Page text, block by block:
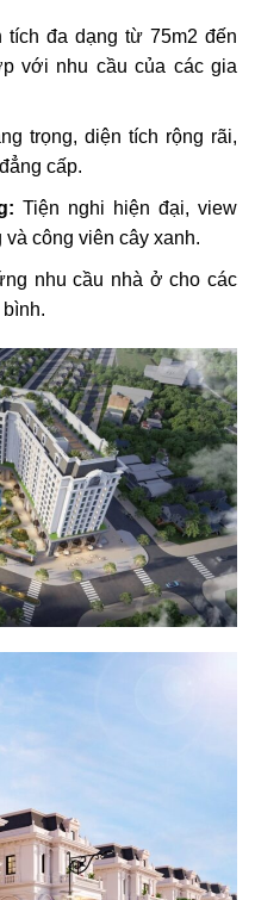
tích đa dạng từ 75m2 đến
với nhu cầu của các gia
trọng, diện tích rộng rãi,
cấp.
Tiện nghi hiện đại, view
công viên cây xanh.
nhu cầu nhà ở cho các